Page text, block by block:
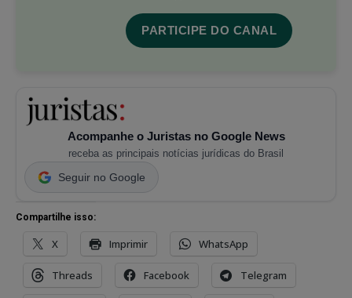
PARTICIPE DO CANAL
Acompanhe o Juristas no Google News
receba as principais notícias jurídicas do Brasil
Seguir no Google
Compartilhe isso:
X Imprimir WhatsApp
Threads Facebook Telegram